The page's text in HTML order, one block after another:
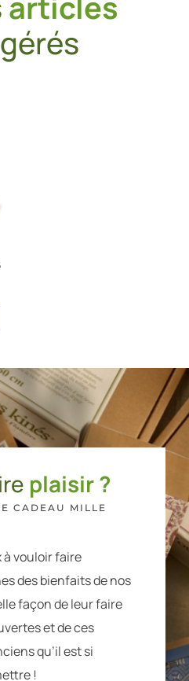
plaisir ?
CADEAU MILLE
à vouloir faire
des bienfaits de nos
façon de leur faire
et de ces
qu’il est si
!